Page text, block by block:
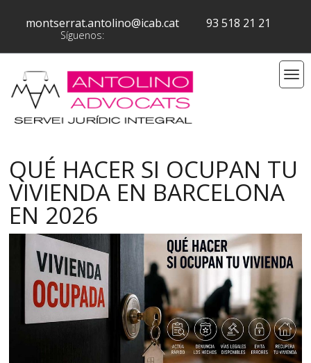
montserrat.antolino@icab.cat 93 518 21 21
Síguenos:
QUÉ HACER SI OCUPAN TU
VIVIENDA EN BARCELONA
EN 2026